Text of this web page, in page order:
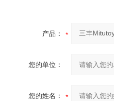
产品：
您的单位：
您的姓名：